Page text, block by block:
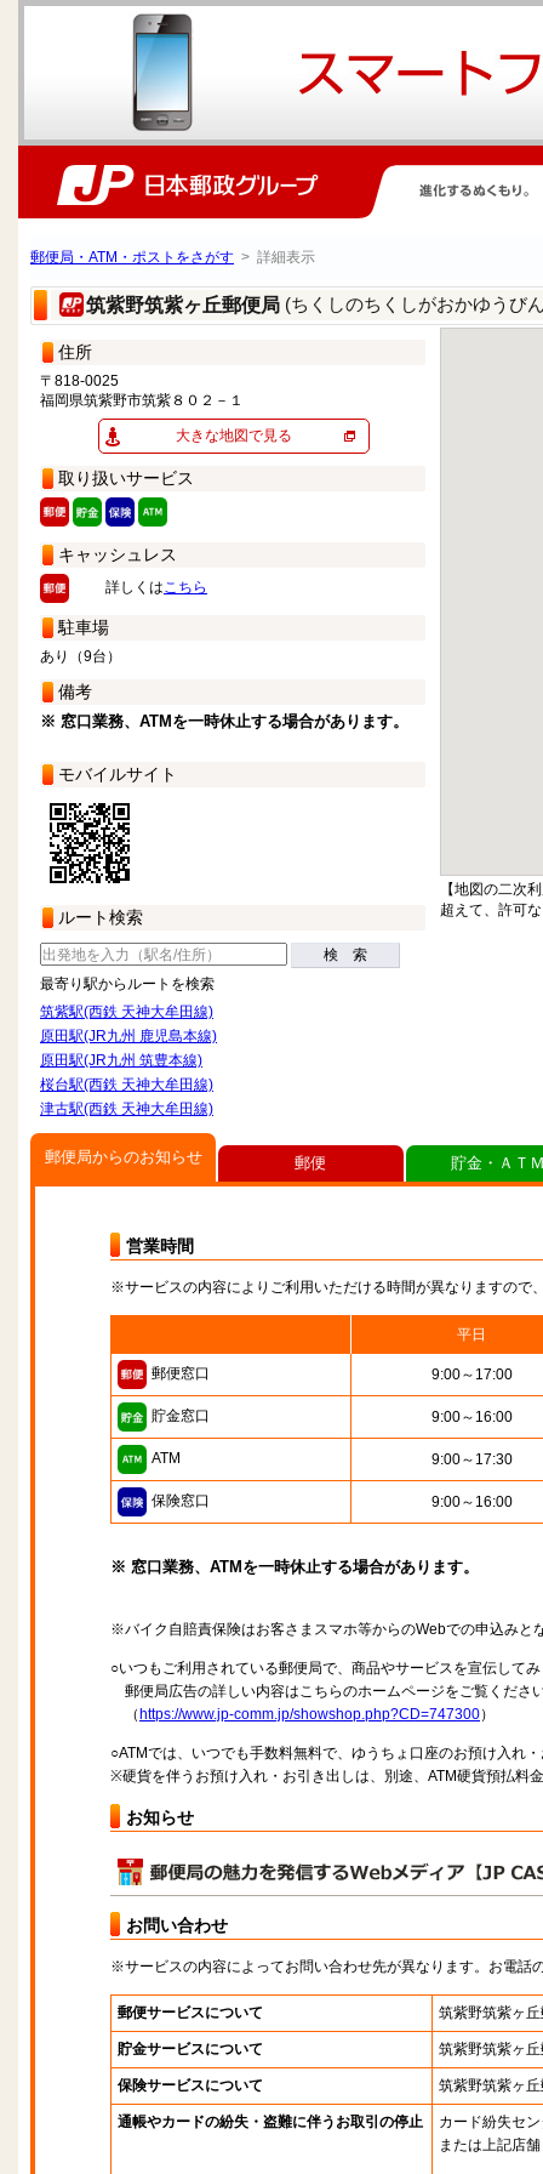
郵便局・ATM・ポストをさがす > 詳細表示
筑紫野筑紫ヶ丘郵便局 (ちくしのちくしがおかゆうび
住所
〒818-0025
福岡県筑紫野市筑紫８０２－１
大きな地図で見る
取り扱いサービス
キャッシュレス
詳しくはこちら
駐車場
あり（9台）
備考
※ 窓口業務、ATMを一時休止する場合があります。
モバイルサイト
ルート検索
検 索
最寄り駅からルートを検索
筑紫駅(西鉄 天神大牟田線)
原田駅(JR九州 鹿児島本線)
原田駅(JR九州 筑豊本線)
桜台駅(西鉄 天神大牟田線)
津古駅(西鉄 天神大牟田線)
【地図の二次
超えて、許可
郵便局からのお知らせ
営業時間
※サービスの内容によりご利用いただける時間が異なりますので
平日
郵便窓口 9:00～17:00
貯金窓口 9:00～16:00
ATM 9:00～17:30
保険窓口 9:00～16:00
※ 窓口業務、ATMを一時休止する場合があります。
※バイク自賠責保険はお客さまスマホ等からのWebでの申込みと
○いつもご利用されている郵便局で、商品やサービスを宣伝して
郵便局広告の詳しい内容はこちらのホームページをご覧くださ
（ https://www.jp-comm.jp/showshop.php?CD=747300）
○ATMでは、いつでも手数料無料で、ゆうちょ口座のお預け入れ
※硬貨を伴うお預け入れ・お引き出しは、別途、ATM硬貨預払料
お知らせ
お問い合わせ
※サービスの内容によってお問い合わせ先が異なります。お電話
郵便サービスについて 筑紫野筑紫ヶ
貯金サービスについて 筑紫野筑紫ヶ
保険サービスについて 筑紫野筑紫ヶ
通帳やカードの紛失・盗難に伴うお取引の停止
カード紛失セ
または上記店舗
郵便 貯金・ＡＴ